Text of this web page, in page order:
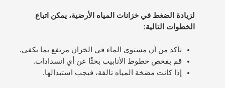
لزيادة الضغط في خزانات المياه الأرضية، يمكن اتباع
الخطوات التالية:
تأكد من أن مستوى الماء في الخزان مرتفع بما يكفي.
قم بفحص خطوط الأنابيب بحثًا عن أي انسدادات.
إذا كانت مضخة المياه تالفة، فيجب استبدالها.